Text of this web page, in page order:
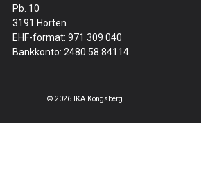
Pb. 10
3191 Horten
EHF-format: 971 309 040
Bankkonto: 2480.58.84114
© 2026 IKA Kongsberg